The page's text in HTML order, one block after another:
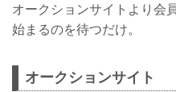
オークションサイトより会
始まるのを待つだけ。
オークションサイト